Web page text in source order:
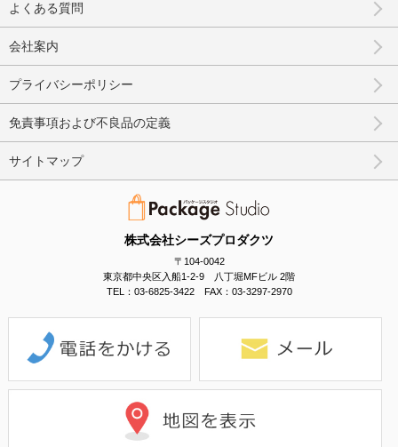
株式会社シーズプロダクツ
〒104-0042
東京都中央区入船1-2-9 八丁堀MFビル 2階
TEL：03-6825-3422 FAX：03-3297-2970
よくある質問
会社案内
プライバシーポリシー
免責事項および不良品の定義
サイトマップ